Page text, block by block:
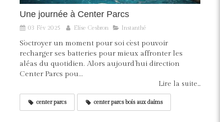
Une journée à Center Parcs
03 Fév 2025 Elise Cesbron Instanthé
S’octroyer un moment pour soi c’est pouvoir
recharger ses batteries pour mieux affronter les
aléas du quotidien. Alors aujourd’hui direction
Center Parcs pou...
Lire la suite...
center parcs center parcs bois aux daims